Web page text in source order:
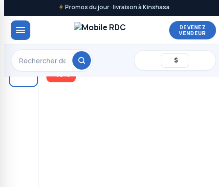
Promos du jour · livraison à Kinshasa
DEVENEZ
VENDEUR
$
-13%